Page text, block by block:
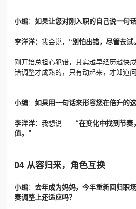
小编：如果让您对刚入职的自己说一句
李洋洋： 我会说， “别怕出错，尽管去试
刚开始总担心犯错，其实越早经历越快
错调整才成熟的，只有动起来，才知道问
小编：如果用一句话来形容您在倍升的
李洋洋： 我想说——“在变化中找到节
值。”
04 从容归来，角色互换
小编：去年成为妈妈，今年重新回归职
奏调整上还适应吗？